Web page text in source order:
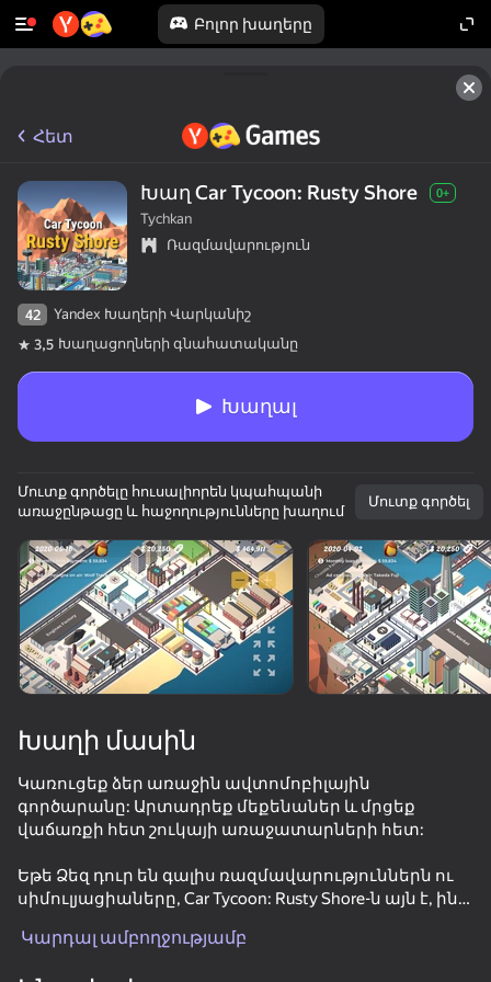
Բոլոր խաղերը
Պտտեք սարքը
Խաղը աշխատում է միայն հորիզոնական
ուղղությամբ
ԽԱՂԱԼ
48
Հետ
Խաղ Car Tycoon: Rusty Shore 0+
Tychkan
Ռազմավարություն
42
Yandex Խաղերի Վարկանիշ
3,5 Խաղացողների գնահատականը
Խաղալ
Մուտք գործելը հուսալիորեն կպահպանի
առաջընթացը և հաջողությունները խաղում
Մուտք գործել
Խաղի մասին
Կառուցեք ձեր առաջին ավտոմոբիլային
գործարանը: Արտադրեք մեքենաներ և մրցեք
վաճառքի հետ շուկայի առաջատարների հետ:
Եթե Ձեզ դուր են գալիս ռազմավարություններն ու
սիմուլյացիաները, Car Tycoon: Rusty Shore-ն այն է, ինչ
Կարդալ ամբողջությամբ